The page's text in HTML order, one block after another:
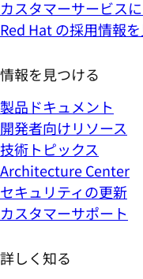
カスタマーサービス
Red Hat の採用情報
情報を見つける
製品ドキュメント
開発者向けリソース
技術トピックス
Architecture Center
セキュリティの更新
カスタマーサポート
詳しく知る